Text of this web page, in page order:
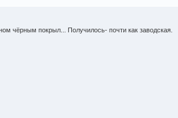
чёрным покрыл... Получилось- почти как заводская.